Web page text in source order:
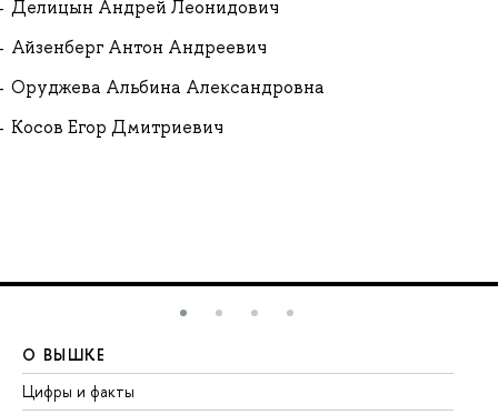
Делицын Андрей Леонидович
Айзенберг Антон Андреевич
Оруджева Альбина Александровна
Косов Егор Дмитриевич
О ВЫШКЕ
Цифры и факты